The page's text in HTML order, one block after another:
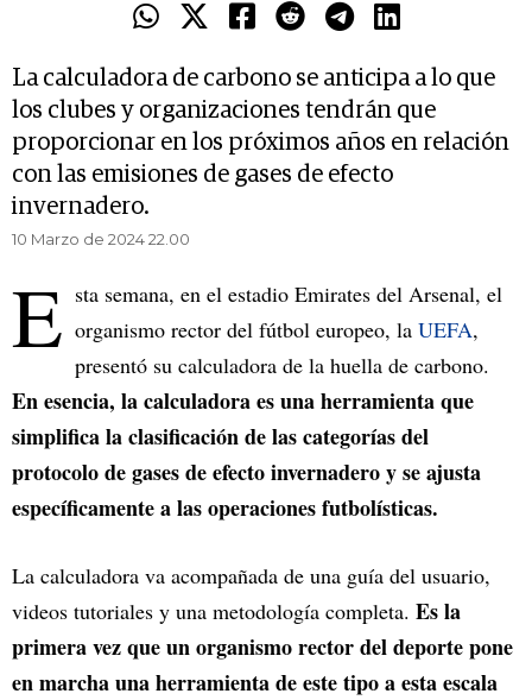
La calculadora de carbono se anticipa a lo que
los clubes y organizaciones tendrán que
proporcionar en los próximos años en relación
con las emisiones de gases de efecto
invernadero.
10 Marzo de 2024 22.00
E sta semana, en el estadio Emirates del Arsenal, el
organismo rector del fútbol europeo, la UEFA,
presentó su calculadora de la huella de carbono.
En esencia, la calculadora es una herramienta que
simplifica la clasificación de las categorías del
protocolo de gases de efecto invernadero y se ajusta
específicamente a las operaciones futbolísticas.
La calculadora va acompañada de una guía del usuario,
videos tutoriales y una metodología completa. Es la
primera vez que un organismo rector del deporte pone
en marcha una herramienta de este tipo a esta escala